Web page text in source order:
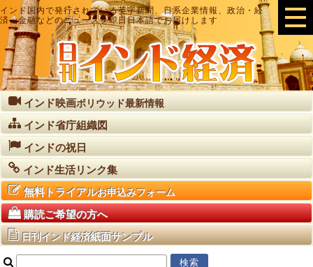
インド国内で発行されている英字新聞、日系企業情報、政治・経
済・金融などのニュースを即日日本語でお届けします
インド映画ボリウッド最新情報
インド省庁組織図
インドの祝日
インド生活リンク集
無料トライアルお申込みフォーム
購読ご希望の方へ
日刊インド経済紙面サンプル